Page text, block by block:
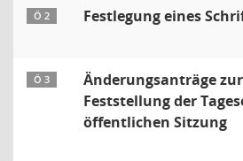
Ö 2 Festlegung eines
Ö 3
Änderungsanträge
Feststellung der
öffentlichen Sitzung